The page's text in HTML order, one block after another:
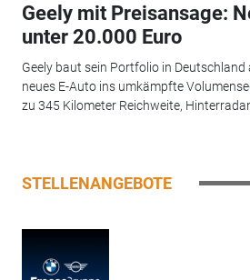
Geely mit Preisansage:
unter 20.000 Euro
Geely baut sein Portfolio in Deutschland
neues E-Auto ins umkämpfte
zu 345 Kilometer Reichweite,
STELLENANGEBOTE